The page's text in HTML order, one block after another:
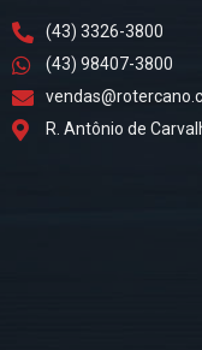
(43) 3326-3800
(43) 98407-3800
R. Antônio de